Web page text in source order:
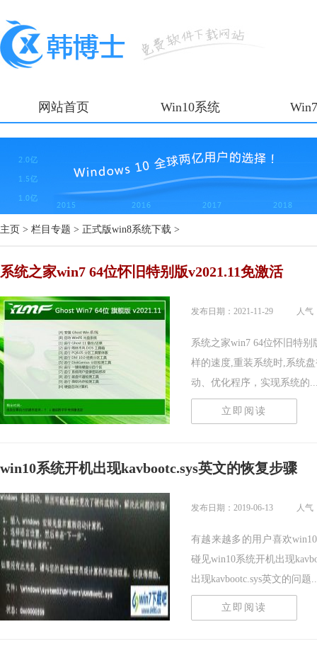
网站首页 Win10系统
主页 > 栏目专题 > 正式版win8系统下载 >
系统之家win7 64位怀旧特别版v2021.11免激活
发布日期：2021-11-29 人气
系统之家win7 64位怀旧特别
样的速度,重装系统时,系统
动、优化程序，实现系统的
立即阅读
win10系统开机出现kavbootc.sys英文的恢复步骤
发布日期：2019-06-13 人气
有越来越多的用户喜欢
碰见win10系统开机出现
出现kavbootc.sys英文的问题
立即阅读